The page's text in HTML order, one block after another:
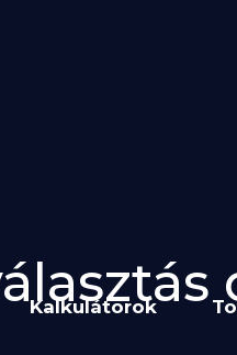
Kalkulátorok